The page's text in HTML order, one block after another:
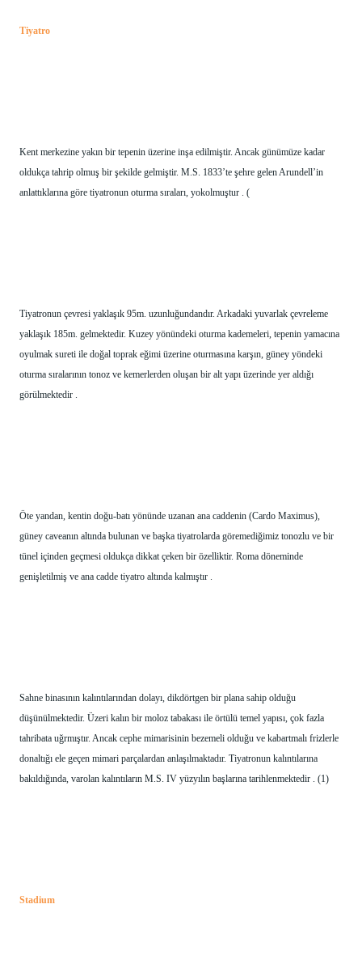
Tiyatro
Kent merkezine yakın bir tepenin üzerine inşa edilmiştir. Ancak günümüze kadar
oldukça tahrip olmuş bir şekilde gelmiştir. M.S. 1833’te şehre gelen Arundell’in
anlattıklarına göre tiyatronun oturma sıraları, yokolmuştur . (
Tiyatronun çevresi yaklaşık 95m. uzunluğundandır. Arkadaki yuvarlak çevreleme
yaklaşık 185m. gelmektedir. Kuzey yönündeki oturma kademeleri, tepenin yamacına
oyulmak sureti ile doğal toprak eğimi üzerine oturmasına karşın, güney yöndeki
oturma sıralarının tonoz ve kemerlerden oluşan bir alt yapı üzerinde yer aldığı
görülmektedir .
Öte yandan, kentin doğu-batı yönünde uzanan ana caddenin (Cardo Maximus),
güney caveanın altında bulunan ve başka tiyatrolarda göremediğimiz tonozlu ve bir
tünel içinden geçmesi oldukça dikkat çeken bir özelliktir. Roma döneminde
genişletilmiş ve ana cadde tiyatro altında kalmıştır .
Sahne binasının kalıntılarından dolayı, dikdörtgen bir plana sahip olduğu
düşünülmektedir. Üzeri kalın bir moloz tabakası ile örtülü temel yapısı, çok fazla
tahribata uğrmıştır. Ancak cephe mimarisinin bezemeli olduğu ve kabartmalı frizlerle
donaltığı ele geçen mimari parçalardan anlaşılmaktadır. Tiyatronun kalıntılarına
bakıldığında, varolan kalıntıların M.S. IV yüzyılın başlarına tarihlenmektedir . (1)
Stadium